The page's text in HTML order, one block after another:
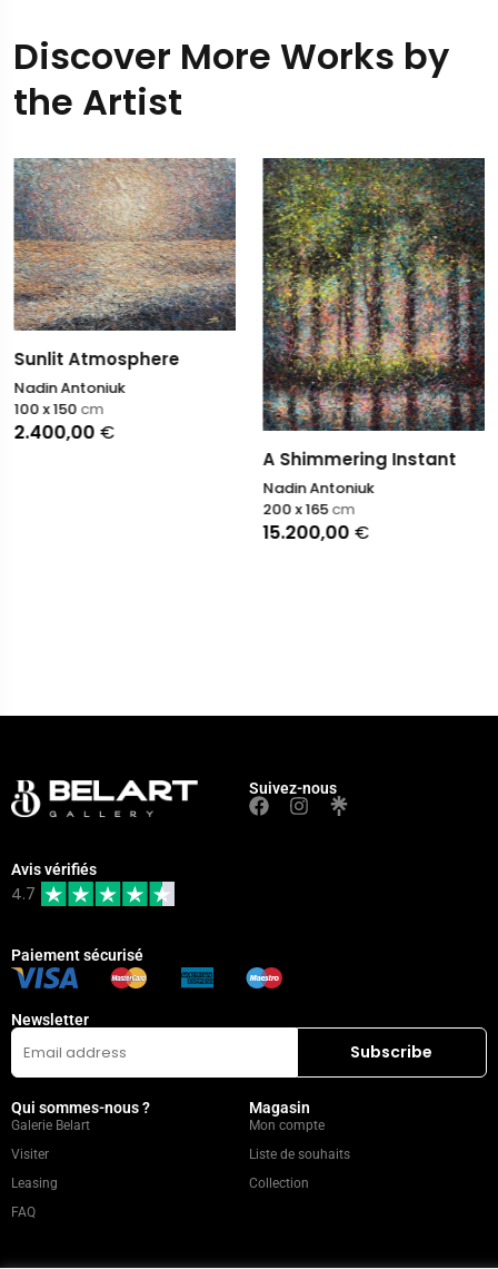
Discover More Works by
the Artist
€
A Shimmering Instant
Nadin Antoniuk
€
Fields
Suivez-nous
Avis vérifiés
4.7
Paiement sécurisé
Newsletter
Qui sommes-nous ?
Galerie Belart
Visiter
Leasing
FAQ
Magasin
Mon compte
Liste de souhaits
Collection